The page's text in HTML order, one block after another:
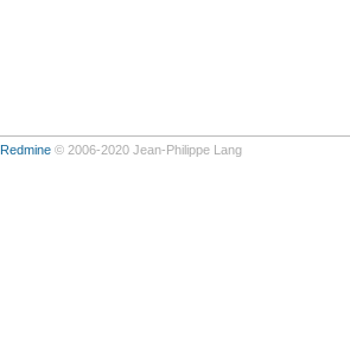
Redmine© 2006-2020 Jean-Philippe Lang